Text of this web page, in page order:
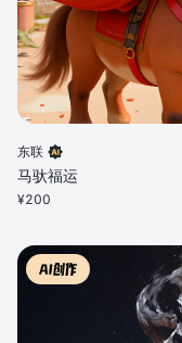
东联
马驮福运
¥200